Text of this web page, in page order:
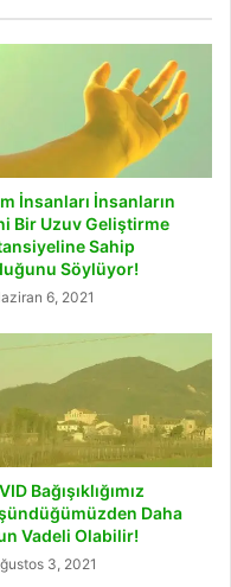
İnsanları İnsanların
Bir Uzuv Geliştirme
Sahip
Söylüyor!
6, 2021
Bağışıklığımız
Daha
Vadeli Olabilir!
3, 2021